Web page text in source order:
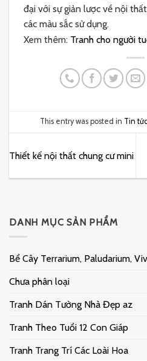
đại với sự giản lược về nội
các màu sắc sử dụng.
Xem thêm: Tranh cho người
This entry was posted in Tin tức
Thiết kế nội thất chung cư mini
DANH MỤC SẢN PHẨM
Bể Cây Terrarium, Paludarium,
Chưa phân loại
Tranh Dán Tường Nhà Đẹp az
Tranh Theo Tuổi 12 Con Giáp
Tranh Trang Trí Các Loài Hoa